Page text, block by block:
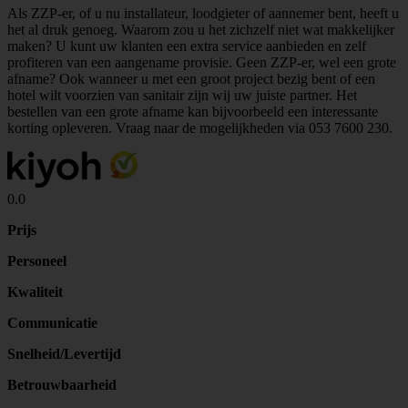
Als ZZP-er, of u nu installateur, loodgieter of aannemer bent, heeft u
het al druk genoeg. Waarom zou u het zichzelf niet wat makkelijker
maken? U kunt uw klanten een extra service aanbieden en zelf
profiteren van een aangename provisie. Geen ZZP-er, wel een grote
afname? Ook wanneer u met een groot project bezig bent of een
hotel wilt voorzien van sanitair zijn wij uw juiste partner. Het
bestellen van een grote afname kan bijvoorbeeld een interessante
korting opleveren. Vraag naar de mogelijkheden via 053 7600 230.
0.0
Prijs
Personeel
Kwaliteit
Communicatie
Snelheid/Levertijd
Betrouwbaarheid